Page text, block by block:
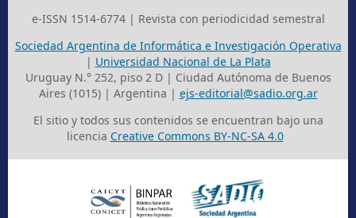
e-ISSN 1514-6774 | Revista con periodicidad semestral
Sociedad Argentina de Informática e Investigación Operativa
| Universidad Nacional de La Plata
Uruguay N.° 252, piso 2 D | Ciudad Autónoma de Buenos
Aires (1015) | Argentina | ejs-editorial@sadio.org.ar
El sitio y todos sus contenidos se encuentran bajo una
licencia Creative Commons BY-NC-SA 4.0